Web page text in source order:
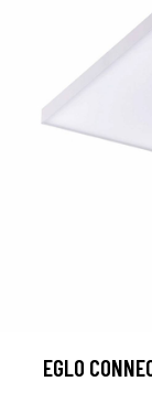
EGLO